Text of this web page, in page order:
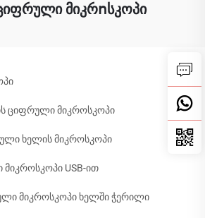
მიკრոსკოპი
ციფრული მიკროსკოპი
ხელის მიკროსკოპი
USB-ით
მიკროსკოპი ხელში ჭერილი